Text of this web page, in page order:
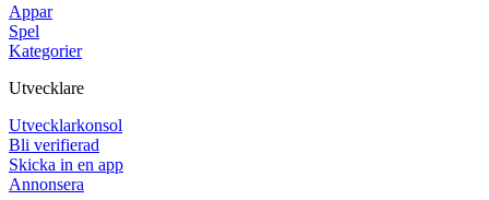
Appar
Spel
Kategorier
Utvecklare
Utvecklarkonsol
Bli verifierad
Skicka in en app
Annonsera